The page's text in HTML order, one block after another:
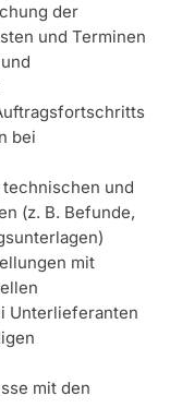
der
und Terminen
bei
und
(z. B. Befunde,
mit
Unterlieferanten
mit den